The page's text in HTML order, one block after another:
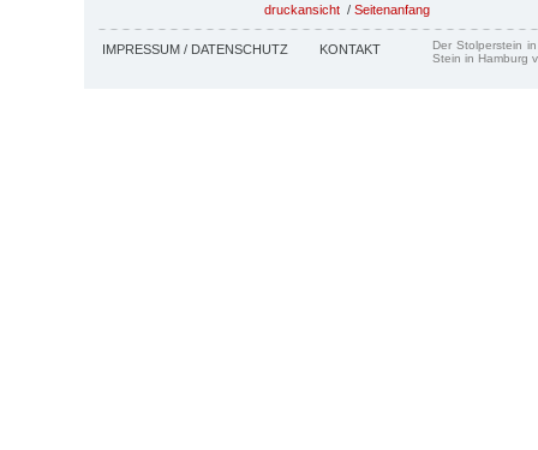
druckansicht / Seitenanfang
IMPRESSUM / DATENSCHUTZ KONTAKT
Der Stolperstein
Stein in Hamburg